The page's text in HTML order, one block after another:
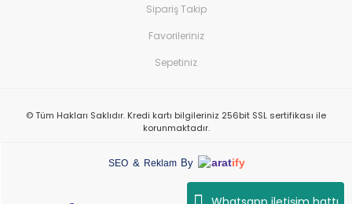
Sipariş Takip
Favorileriniz
Sepetiniz
© Tüm Hakları Saklıdır. Kredi kartı bilgileriniz 256bit SSL sertifikası ile
korunmaktadır.
SEO & Reklam By aratify